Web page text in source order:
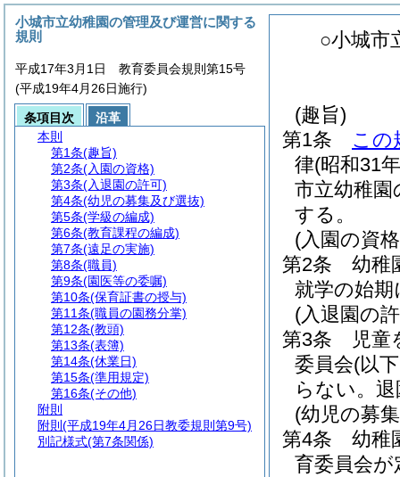
○小城市
(趣旨)
第1条
この
律(昭和31
市立幼稚
する。
(入園の資
第2条
幼稚
就学の始
(入退園の
第3条
児童
委員会(以
らない。
(幼児の募
第4条
幼稚
育委員会
小城市立幼稚園の管理及び運営に関する
規則
平成17年3月1日 教育委員会規則第15号
(平成19年4月26日施行)
条項目次
沿革
本則
第1条(趣旨)
第2条(入園の資格)
第3条(入退園の許可)
第4条(幼児の募集及び選抜)
第5条(学級の編成)
第6条(教育課程の編成)
第7条(遠足の実施)
第8条(職員)
第9条(園医等の委嘱)
第10条(保育証書の授与)
第11条(職員の園務分掌)
第12条(教頭)
第13条(表簿)
第14条(休業日)
第15条(準用規定)
第16条(その他)
附則
附則 (平成19年4月26日教委規則第9号)
別記様式(第7条関係)